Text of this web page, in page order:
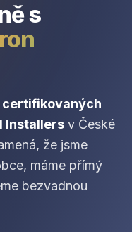
s
Installers v České
že jsme
máme přímý
bezvadnou